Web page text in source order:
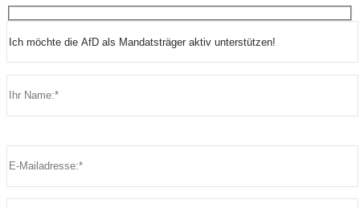
Bitte lasse dieses Feld leer.